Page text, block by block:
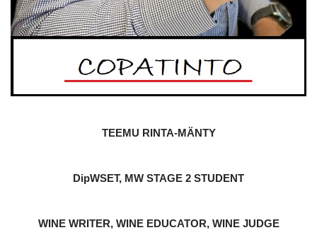
TEEMU RINTA-MÄNTY
DipWSET, MW STAGE 2 STUDENT
WINE WRITER, WINE EDUCATOR, WINE JUDGE